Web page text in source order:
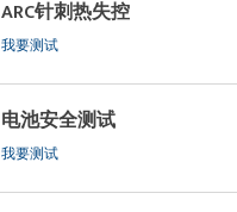
ARC针刺热失控
我要测试
电池安全测试
我要测试